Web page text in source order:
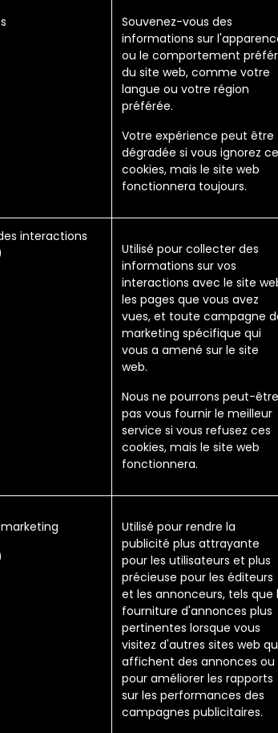
Souvenez-vous des
informations sur
ou le comportement
du site web, comme votre
langue ou votre région
préférée.
Votre expérience peut être
dégradée si vous ignorez
cookies, mais le site web
fonctionnera toujours.
interactions
Utilisé pour collecter des
informations sur vos
interactions avec le site
les pages que vous avez
vues, et toute campagne
marketing spécifique qui
vous a amené sur le site
web.
Nous ne pourrons peut-être
pas vous fournir le meilleur
service si vous refusez ces
cookies, mais le site web
fonctionnera.
Utilisé pour rendre la
publicité plus attrayante
pour les utilisateurs et plus
précieuse pour les éditeurs
et les annonceurs, tels que
fourniture d'annonces plus
pertinentes lorsque vous
visitez d'autres sites web
affichent des annonces ou
pour améliorer les rapports
sur les performances des
campagnes publicitaires.